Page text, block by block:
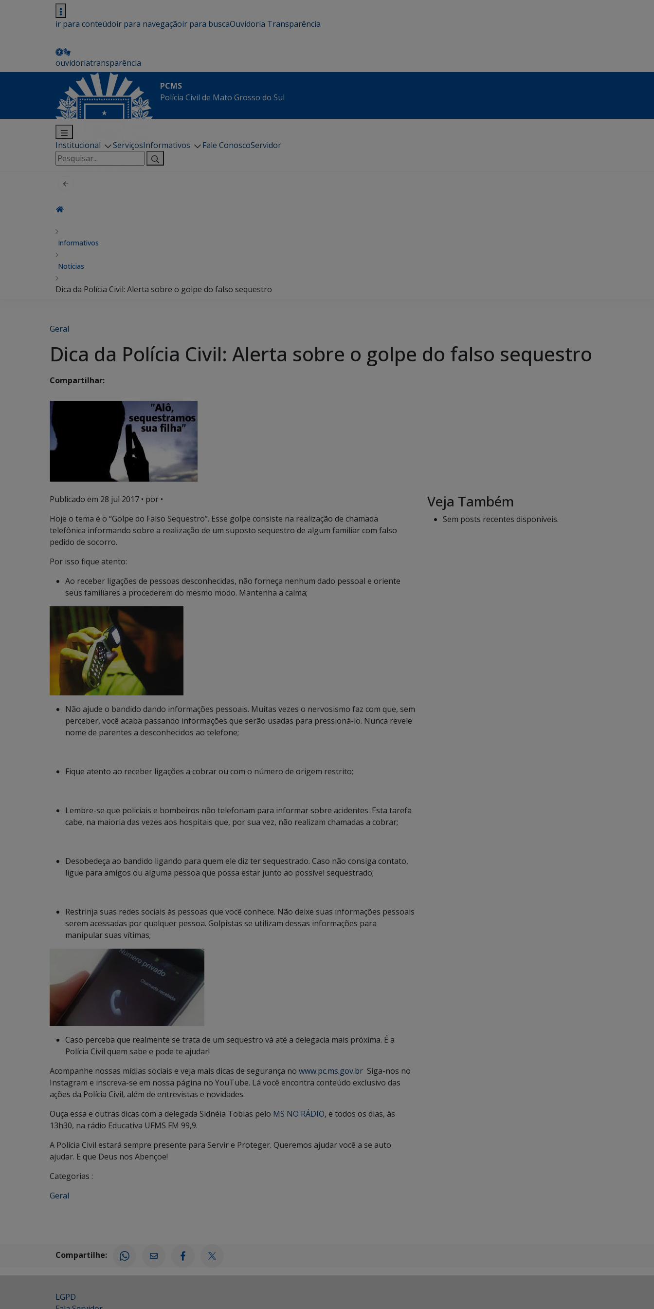
ir para conteúdoir para navegaçãoir para buscaOuvidoria Transparência
ouvidoriatransparência
PCMS
Polícia Civil de Mato Grosso do Sul
Institucional ServiçosInformativos Fale ConoscoServidor
Pesquisar
por:
Informativos
Notícias
Dica da Polícia Civil: Alerta sobre o golpe do falso sequestro
Geral
Dica da Polícia Civil: Alerta sobre o golpe do falso sequestro
Compartilhar:
Publicado em 28 jul 2017 • por •
Hoje o tema é o “Golpe do Falso Sequestro”. Esse golpe consiste na realização de chamada
telefônica informando sobre a realização de um suposto sequestro de algum familiar com falso
pedido de socorro.
Por isso fique atento:
Ao receber ligações de pessoas desconhecidas, não forneça nenhum dado pessoal e oriente
seus familiares a procederem do mesmo modo. Mantenha a calma;
Não ajude o bandido dando informações pessoais. Muitas vezes o nervosismo faz com que, sem
perceber, você acaba passando informações que serão usadas para pressioná-lo. Nunca revele
nome de parentes a desconhecidos ao telefone;
Fique atento ao receber ligações a cobrar ou com o número de origem restrito;
Lembre-se que policiais e bombeiros não telefonam para informar sobre acidentes. Esta tarefa
cabe, na maioria das vezes aos hospitais que, por sua vez, não realizam chamadas a cobrar;
Desobedeça ao bandido ligando para quem ele diz ter sequestrado. Caso não consiga contato,
ligue para amigos ou alguma pessoa que possa estar junto ao possível sequestrado;
Restrinja suas redes sociais às pessoas que você conhece. Não deixe suas informações pessoais
serem acessadas por qualquer pessoa. Golpistas se utilizam dessas informações para
manipular suas vítimas;
Caso perceba que realmente se trata de um sequestro vá até a delegacia mais próxima. É a
Polícia Civil quem sabe e pode te ajudar!
Acompanhe nossas mídias sociais e veja mais dicas de segurança no www.pc.ms.gov.br Siga-nos no
Instagram e inscreva-se em nossa página no YouTube. Lá você encontra conteúdo exclusivo das
ações da Polícia Civil, além de entrevistas e novidades.
Ouça essa e outras dicas com a delegada Sidnéia Tobias pelo MS NO RÁDIO, e todos os dias, às
13h30, na rádio Educativa UFMS FM 99,9.
A Polícia Civil estará sempre presente para Servir e Proteger. Queremos ajudar você a se auto
ajudar. E que Deus nos Abençoe!
Categorias :
Geral
Veja Também
Sem posts recentes disponíveis.
Compartilhe:
LGPD